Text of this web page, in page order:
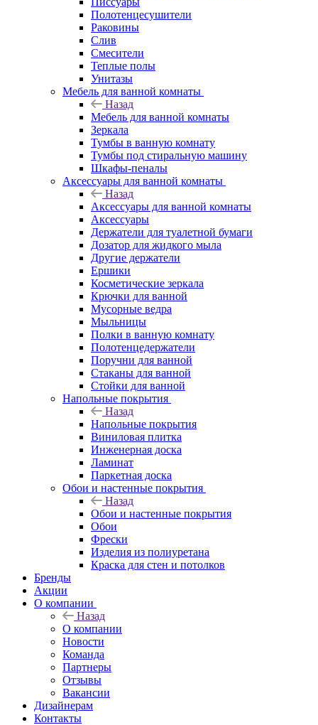
Полотенцесушители
Раковины
Слив
Смесители
Теплые полы
Унитазы
Мебель для ванной комнаты
Назад
Мебель для ванной комнаты
Зеркала
Тумбы в ванную комнату
Тумбы под стиральную машину
Шкафы-пеналы
Аксессуары для ванной комнаты
Назад
Аксессуары для ванной комнаты
Аксессуары
Держатели для туалетной бумаги
Дозатор для жидкого мыла
Другие держатели
Ершики
Косметические зеркала
Крючки для ванной
Мусорные ведра
Мыльницы
Полки в ванную комнату
Полотенцедержатели
Поручни для ванной
Стаканы для ванной
Стойки для ванной
Напольные покрытия
Назад
Напольные покрытия
Виниловая плитка
Инженерная доска
Ламинат
Паркетная доска
Обои и настенные покрытия
Назад
Обои и настенные покрытия
Обои
Фрески
Изделия из полиуретана
Краска для стен и потолков
Бренды
Акции
О компании
Назад
О компании
Новости
Команда
Партнеры
Отзывы
Вакансии
Дизайнерам
Контакты